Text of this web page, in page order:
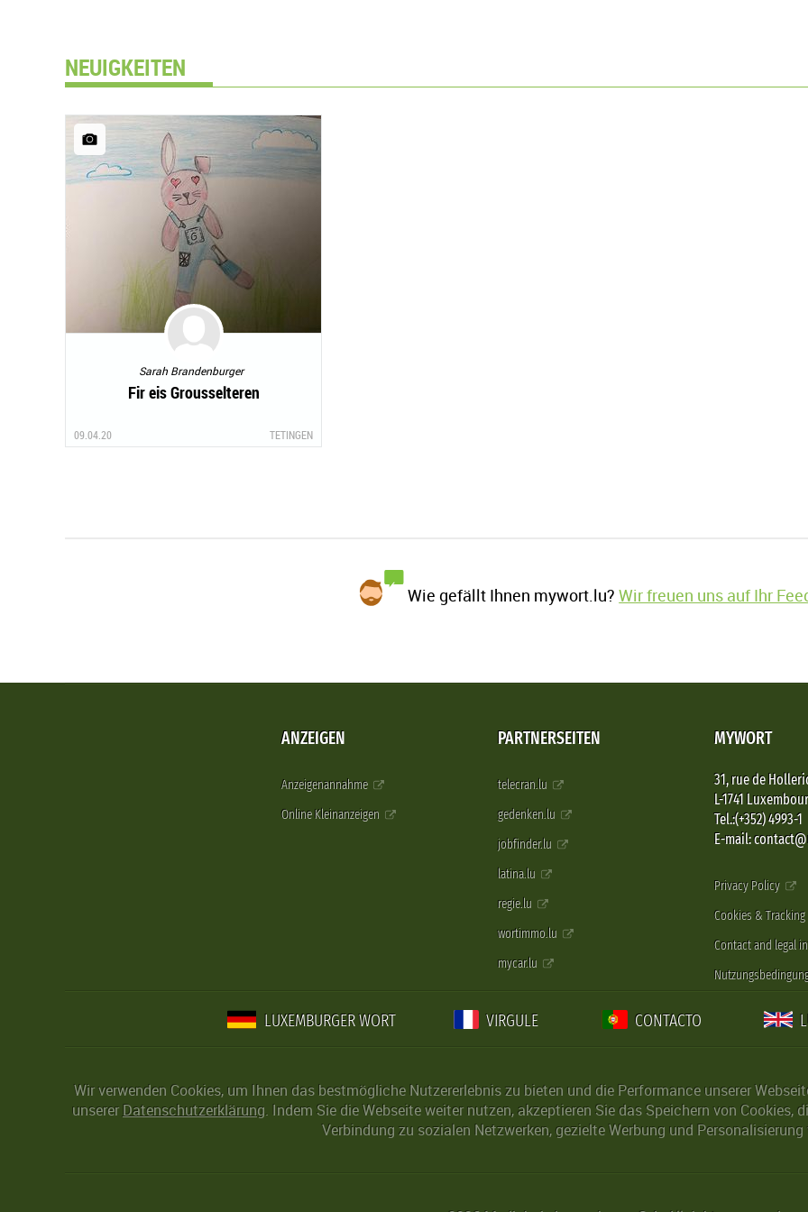
NEUIGKEITEN
Sarah Brandenburger
Fir eis Grousselteren
09.04.20 TETINGEN
Wie gefällt Ihnen mywort.lu?Wir freuen uns auf Ihr
ANZEIGEN
Anzeigenannahme
Online Kleinanzeigen
PARTNERSEITEN
telecran.lu
gedenken.lu
jobfinder.lu
latina.lu
regie.lu
wortimmo.lu
mycar.lu
MYWORT
31, rue de
L-1741
Tel.:(+352) 4993-1
E-mail:
Privacy Policy
Cookies & Tracking
Contact and legal
LUXEMBURGER WORT VIRGULE CONTACTO
Wir verwenden Cookies, um Ihnen das bestmögliche Nutzererlebnis zu bieten und die Performance unserer
unserer Datenschutzerklärung. Indem Sie die Webseite weiter nutzen, akzeptieren Sie das Speichern von
Verbindung zu sozialen Netzwerken, gezielte Werbung und